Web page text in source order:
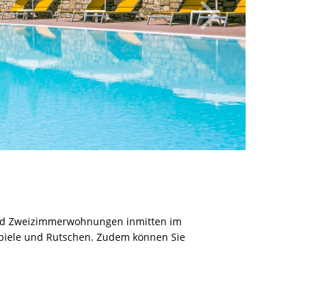
Zweizimmerwohnungen inmitten im
und Rutschen. Zudem können Sie